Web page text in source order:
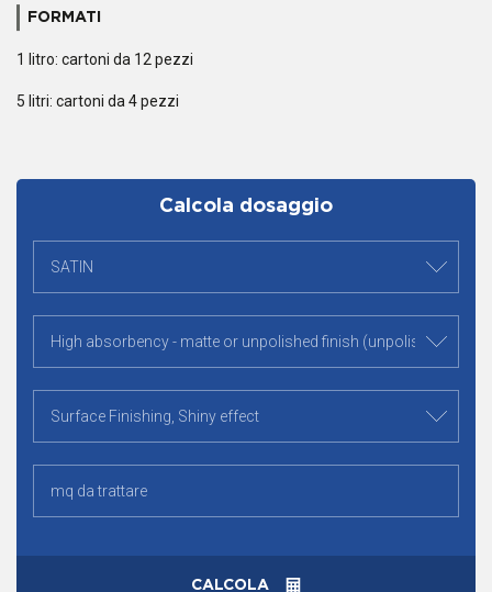
FORMATI
1 litro: cartoni da 12 pezzi
5 litri: cartoni da 4 pezzi
Calcola dosaggio
CALCOLA